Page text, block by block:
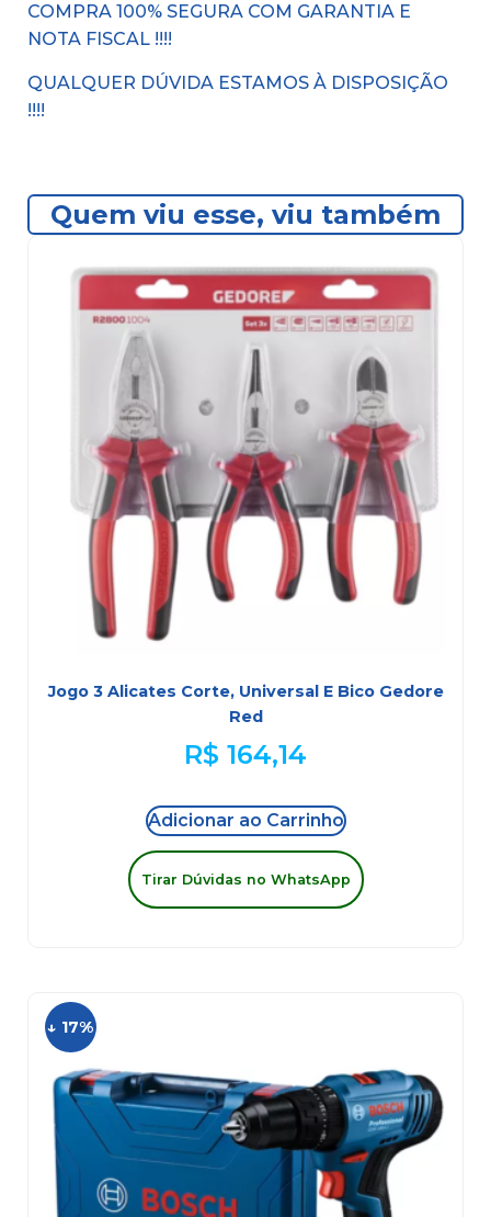
COMPRA 100% SEGURA COM GARANTIA E
NOTA FISCAL !!!!
QUALQUER DÚVIDA ESTAMOS À DISPOSIÇÃO
!!!!
Quem viu esse, viu também
Jogo 3 Alicates Corte, Universal E Bico Gedore
Red
R$ 164,14
Adicionar ao Carrinho
Tirar Dúvidas no WhatsApp
↓ 17%